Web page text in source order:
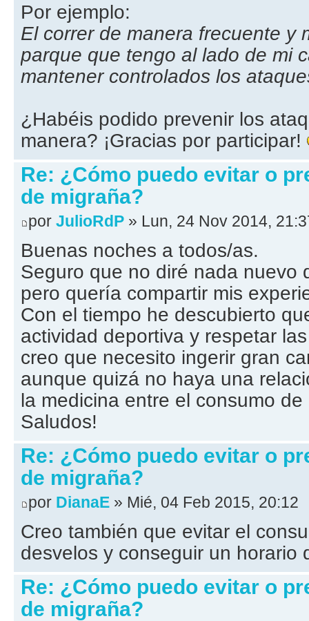
Por ejemplo:
El correr de manera frecuente y
parque que tengo al lado de mi
mantener controlados los
¿Habéis podido prevenir los
manera? ¡Gracias por participar!
Re: ¿Cómo puedo evitar o
de migraña?
por JulioRdP » Lun, 24 Nov 2014,
Buenas noches a todos/as.
Seguro que no diré nada nuevo
pero quería compartir mis
Con el tiempo he descubierto
actividad deportiva y respetar
creo que necesito ingerir gran
aunque quizá no haya una
la medicina entre el consumo
Saludos!
Re: ¿Cómo puedo evitar o
de migraña?
por DianaE » Mié, 04 Feb 2015, 20:12
Creo también que evitar el
desvelos y conseguir un horario
Re: ¿Cómo puedo evitar o
de migraña?